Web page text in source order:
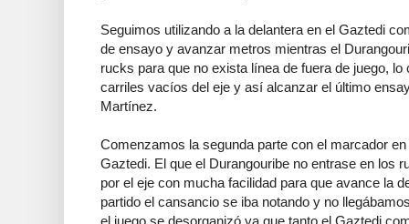
Seguimos utilizando a la delantera en el Gaztedi
de ensayo y avanzar metros mientras el
rucks para que no exista línea de fuera de juego,
carriles vacíos del eje y así alcanzar el último
Martínez.
Comenzamos la segunda parte con el marcador
Gaztedi. El que el Durangouribe no entrase en los
por el eje con mucha facilidad para que avance la
partido el cansancio se iba notando y no
el juego se desorganizó ya que tanto el Gaztedi